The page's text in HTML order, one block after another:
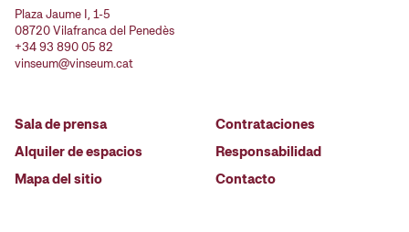
Plaza Jaume I, 1-5
08720 Vilafranca del Penedès
+34 93 890 05 82
vinseum@vinseum.cat
Sala de prensa
Alquiler de espacios
Mapa del sitio
Contrataciones
Responsabilidad
Contacto